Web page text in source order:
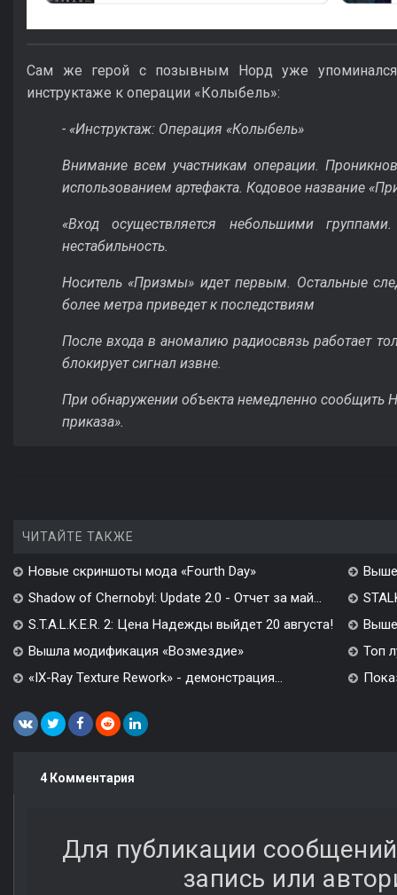
Сам же герой с позывным Норд уже
инструктаже к операции «Колыбель»:
- «Инструктаж: Операция «Колыбель»
Внимание всем участникам операции.
использованием артефакта. Кодовое название
«Вход осуществляется небольшими
нестабильность.
Носитель «Призмы» идет первым. Остальные
более метра приведет к последствиям
После входа в аномалию радиосвязь работает
блокирует сигнал извне.
При обнаружении объекта немедленно сообщить
приказа».
ЧИТАЙТЕ ТАКЖЕ
Новые скриншоты мода «Fourth Day»
Shadow of Chernobyl: Update 2.0 - Отчет за май...
S.T.A.L.K.E.R. 2: Цена Надежды выйдет 20 августа!
Вышла модификация «Возмездие»
Топ
«IX-Ray Texture Rework» - демонстрация...
4 Комментария
Для публикации
запись или